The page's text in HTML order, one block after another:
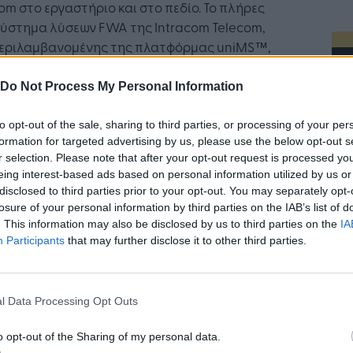
Do Not Process My Personal Information
opt-out of the sale, sharing to third parties, or processing of your
for targeted advertising by us, please use the below opt-out
selection. Please note that after your opt-out request is processed
interest-based ads based on personal information utilized by us
to third parties prior to your opt-out. You may separately
of your personal information by third parties on the IAB’s list of
This information may also be disclosed by us to third parties on the
Participants that may further disclose it to other third parties.
Data Processing Opt Outs
opt-out of the Sharing of my personal data.
στο εργαστήριο και στο πεδίο. Το πλήρες
λύσεων FWA της Intracom Telecom,
της πλατφόρμας uniMS™,
του κύκλου ζωής των δικτύων.
(PtMP) σταθμός βάσης WiBAS™
BS λειτουργεί στη συχνότητα των 24 GHz, ενώ
λογισμικό που διαθέτει του επιτρέπει να
παράλληλα με συστήματα 5G σε γειτονικά
Το WiBAS™ G5 Connect+ αποτελεί έναν
τερματικό σταθμό, κατάλληλο για όσους
θέλουν να προσφέρουν άμεσα στους
και είναι εντυπωσιακά ευέλικτος, καθώς
να λειτουργήσει με Πολυπλεξία Διαίρεσης
στη συχνότητα των 24 GHz.